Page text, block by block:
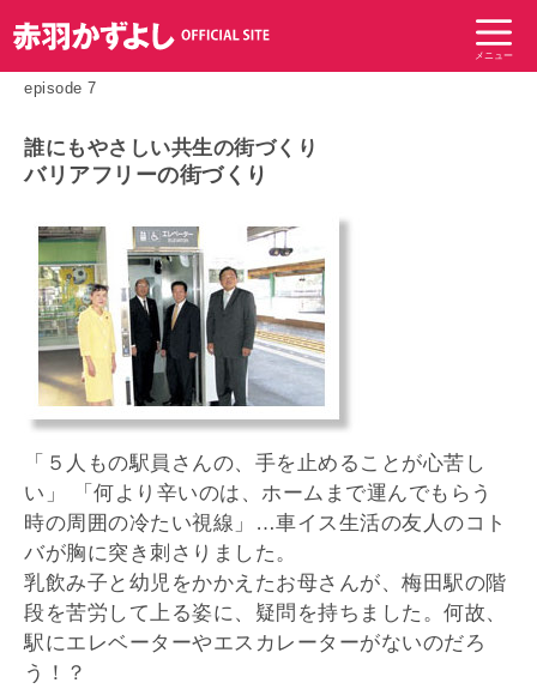
ン
テ
メニュー
episode 7
誰にもやさしい共生の街づくり
バリアフリーの街づくり
「５人もの駅員さんの、手を止めることが心苦し
い」 「何より辛いのは、ホームまで運んでもらう
時の周囲の冷たい視線」…車イス生活の友人のコト
バが胸に突き刺さりました。
乳飲み子と幼児をかかえたお母さんが、梅田駅の階
段を苦労して上る姿に、疑問を持ちました。何故、
駅にエレベーターやエスカレーターがないのだろ
う！？